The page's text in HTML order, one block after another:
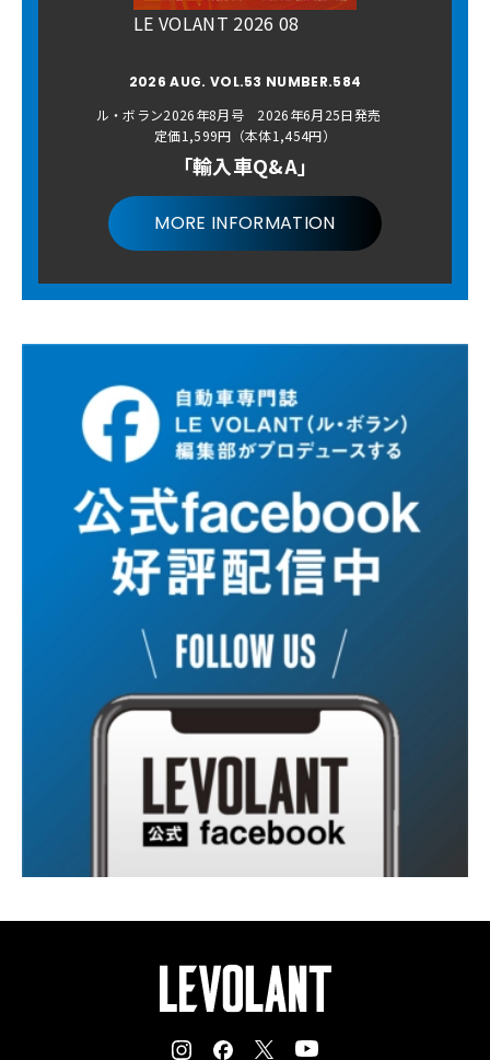
LE VOLANT 2026 08
2026 AUG. VOL.53 NUMBER.584
ル・ボラン2026年8月号 2026年6月25日発売
定価1,599円（本体1,454円）
「輸入車Q&A」
MORE INFORMATION